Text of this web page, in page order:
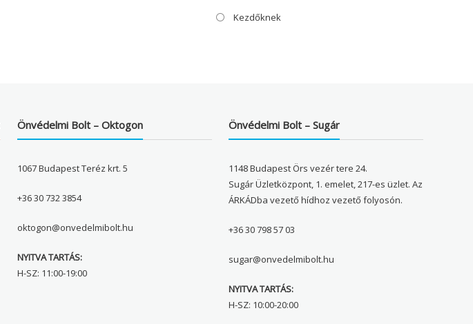
Kezdőknek
Önvédelmi Bolt – Oktogon
1067 Budapest Teréz krt. 5
+36 30 732 3854
oktogon@onvedelmibolt.hu
NYITVA TARTÁS:
H-SZ: 11:00-19:00
Önvédelmi Bolt – Sugár
1148 Budapest Örs vezér tere 24.
Sugár Üzletközpont, 1. emelet, 217-es üzlet. Az
ÁRKÁDba vezető hídhoz vezető folyosón.
+36 30 798 57 03
sugar@onvedelmibolt.hu
NYITVA TARTÁS:
H-SZ: 10:00-20:00